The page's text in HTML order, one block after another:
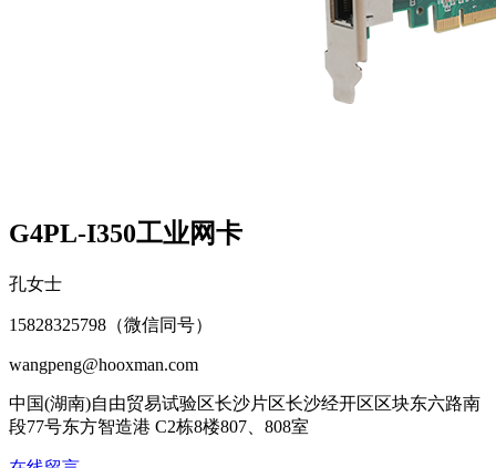
G4PL-I350工业网卡
孔女士
15828325798（微信同号）
wangpeng@hooxman.com
中国(湖南)自由贸易试验区长沙片区长沙经开区区块东六路南
段77号东方智造港 C2栋8楼807、808室